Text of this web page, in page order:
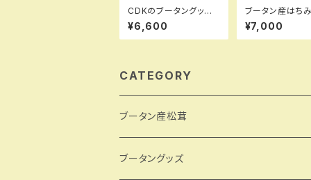
CDKのブータングッズ
小物入れ1
¥6,600
ブータン産はち
re Happy
CKWHEAT （ピ
そばの花）100g
¥7,000
CATEGORY
ブータン産松茸
ブータングッズ